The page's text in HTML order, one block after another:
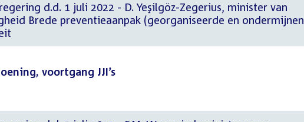
d.d. 1 juli 2022 - D. Yeşilgöz-Zegerius, minister van
Brede preventieaanpak (georganiseerde en
voortgang JJI’s